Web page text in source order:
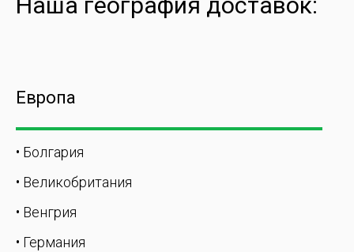
Европа
• Болгария
• Великобритания
• Венгрия
• Германия